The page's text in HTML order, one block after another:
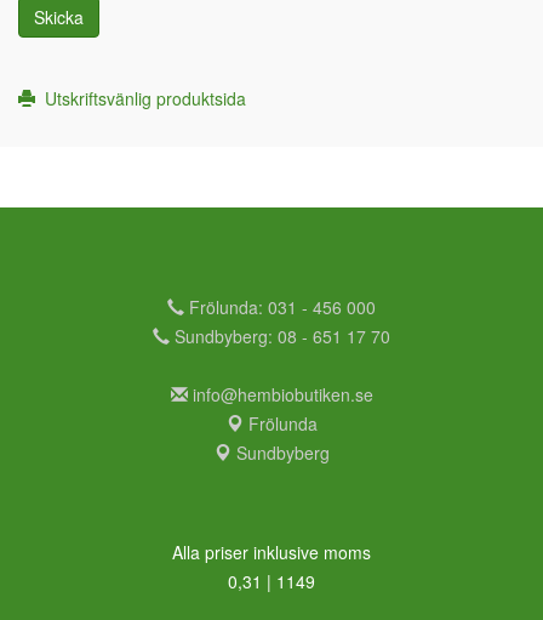
Skicka
Utskriftsvänlig produktsida
Frölunda: 031 - 456 000
Sundbyberg: 08 - 651 17 70
info@hembiobutiken.se
Frölunda
Sundbyberg
Alla priser inklusive moms
0,31 | 1149